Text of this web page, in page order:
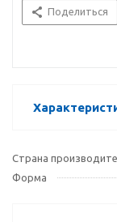
Поделиться
Страна
Форма